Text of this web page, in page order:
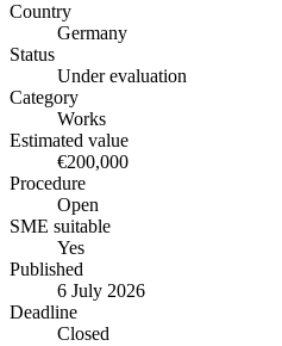
Country
Germany
Status
Under evaluation
Category
Works
Estimated value
€200,000
Procedure
Open
SME suitable
Yes
Published
6 July 2026
Deadline
Closed